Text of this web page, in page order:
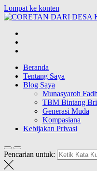
Lompat ke konten
Blog Wong Ndeso yang ingin
Beranda
Tentang Saya
Blog Saya
Munasyaroh
TBM Bintang
Generasi Muda
Kompasiana
Kebijakan Privasi
Pencarian untuk: